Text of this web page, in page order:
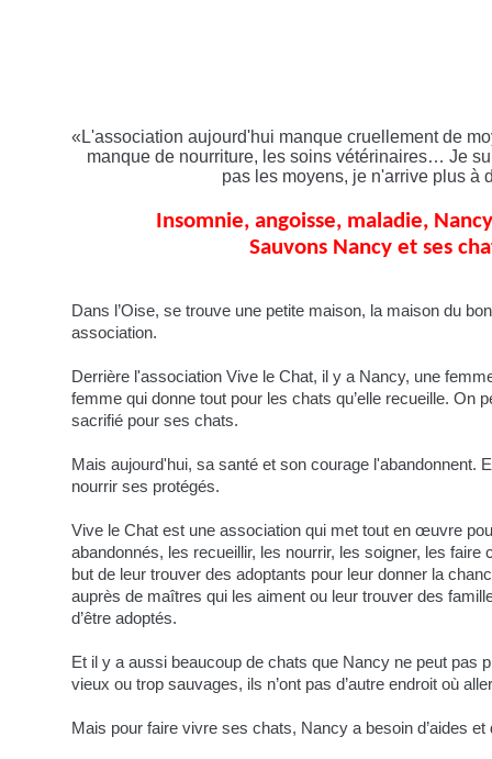
«L'association aujourd'hui manque cruellement de
manque de nourriture, les soins vétérinaires… Je
pas les moyens, je n'arrive plus à
Insomnie, angoisse, maladie,
Sauvons Nancy et ses
Dans l’Oise, se trouve une petite maison, la maison du
association.
Derrière l'association Vive le Chat, il y a Nancy, une
femme qui donne tout pour les chats qu’elle recueille. On
sacrifié pour ses chats.
Mais aujourd'hui, sa santé et son courage l'abandonnent.
nourrir ses protégés.
Vive le Chat est une association qui met tout en œuvre
abandonnés, les recueillir, les nourrir, les soigner, les faire
but de leur trouver des adoptants pour leur donner la
auprès de maîtres qui les aiment ou leur trouver des
d’être adoptés.
Et il y a aussi beaucoup de chats que Nancy ne peut pas
vieux ou trop sauvages, ils n’ont pas d’autre endroit où
Mais pour faire vivre ses chats, Nancy a besoin d’aides et